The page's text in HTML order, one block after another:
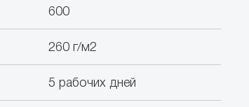
600
260 г/м2
5 рабочих дней